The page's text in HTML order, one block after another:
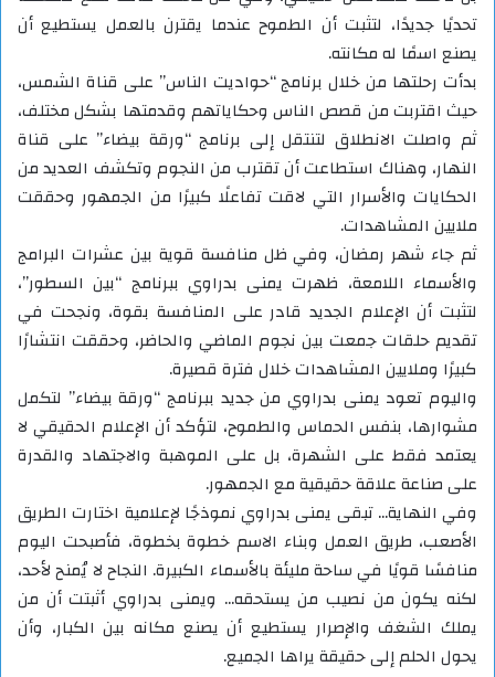
تحديًا جديدًا، لتثبت أن الطموح عندما يقترن بالعمل يستطيع أن
يصنع اسمًا له مكانته.
بدأت رحلتها من خلال برنامج “حواديت الناس” على قناة الشمس،
حيث اقتربت من قصص الناس وحكاياتهم وقدمتها بشكل مختلف،
ثم واصلت الانطلاق لتنتقل إلى برنامج “ورقة بيضاء” على قناة
النهار، وهناك استطاعت أن تقترب من النجوم وتكشف العديد من
الحكايات والأسرار التي لاقت تفاعلًا كبيرًا من الجمهور وحققت
ملايين المشاهدات.
ثم جاء شهر رمضان، وفي ظل منافسة قوية بين عشرات البرامج
والأسماء اللامعة، ظهرت يمنى بدراوي ببرنامج “بين السطور”،
لتثبت أن الإعلام الجديد قادر على المنافسة بقوة، ونجحت في
تقديم حلقات جمعت بين نجوم الماضي والحاضر، وحققت انتشارًا
كبيرًا وملايين المشاهدات خلال فترة قصيرة.
واليوم تعود يمنى بدراوي من جديد ببرنامج “ورقة بيضاء” لتكمل
مشوارها، بنفس الحماس والطموح، لتؤكد أن الإعلام الحقيقي لا
يعتمد فقط على الشهرة، بل على الموهبة والاجتهاد والقدرة
على صناعة علاقة حقيقية مع الجمهور.
وفي النهاية… تبقى يمنى بدراوي نموذجًا لإعلامية اختارت الطريق
الأصعب، طريق العمل وبناء الاسم خطوة بخطوة، فأصبحت اليوم
منافسًا قويًا في ساحة مليئة بالأسماء الكبيرة. النجاح لا يُمنح لأحد،
لكنه يكون من نصيب من يستحقه… ويمنى بدراوي أثبتت أن من
يملك الشغف والإصرار يستطيع أن يصنع مكانه بين الكبار، وأن
يحول الحلم إلى حقيقة يراها الجميع.